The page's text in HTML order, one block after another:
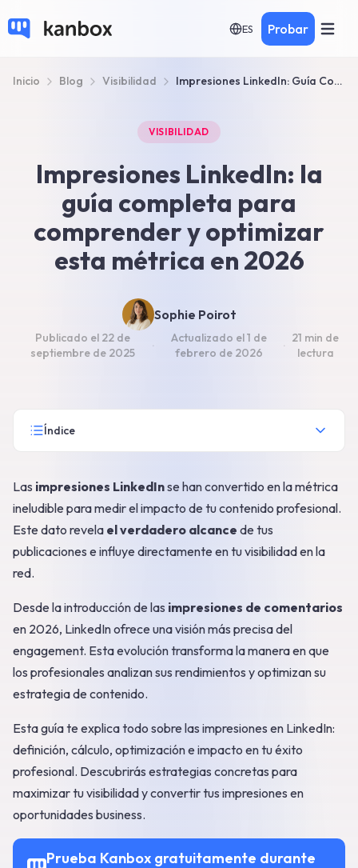
ES Probar
Inicio Blog Visibilidad Impresiones LinkedIn: Guía Completa 2026 (+ 7 estrategias)
VISIBILIDAD
Impresiones LinkedIn: la
guía completa para
comprender y optimizar
esta métrica en 2026
Sophie Poirot
Publicado el 22 de
septiembre de 2025
·
Actualizado el1 de
febrero de 2026
·
21 min de
lectura
Índice
Las impresiones LinkedInse han convertido en la métrica
ineludible para medir el impacto de tu contenido profesional.
Este dato revela el verdadero alcance de tus
publicaciones e influye directamente en tu visibilidad en la
red.
Desde la introducción de las impresiones de comentarios
en 2026, LinkedIn ofrece una visión más precisa del
engagement. Esta evolución transforma la manera en que
los profesionales analizan sus rendimientos y optimizan su
estrategia de contenido.
Esta guía te explica todo sobre las impresiones en LinkedIn:
definición, cálculo, optimización e impacto en tu éxito
profesional. Descubrirás estrategias concretas para
maximizar tu visibilidad y convertir tus impresiones en
oportunidades business.
Prueba Kanbox gratuitamente durante